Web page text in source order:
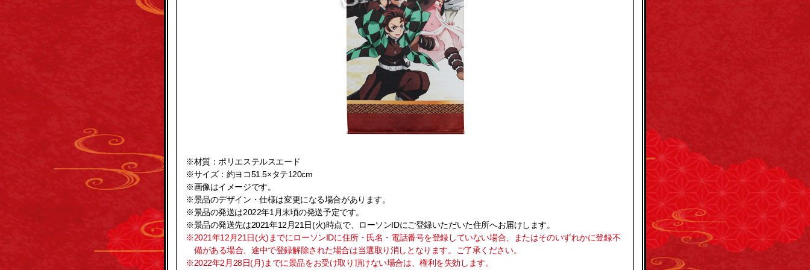
※材質：ポリエステルスエード
※サイズ：約ヨコ51.5×タテ120cm
※画像はイメージです。
※景品のデザイン・仕様は変更になる場合があります。
※景品の発送は2022年1月末頃の発送予定です。
※景品の発送先は2021年12月21日(火)時点で、ローソンIDにご登録いただいた住所へお届けします。
※2021年12月21日(火)までにローソンIDに住所・氏名・電話番号を登録していない場合、またはそのいずれかに登録不
備がある場合、途中で登録解除された場合は当選取り消しとなります。ご了承ください。
※2022年2月28日(月)までに景品をお受け取り頂けない場合は、権利を失効します。